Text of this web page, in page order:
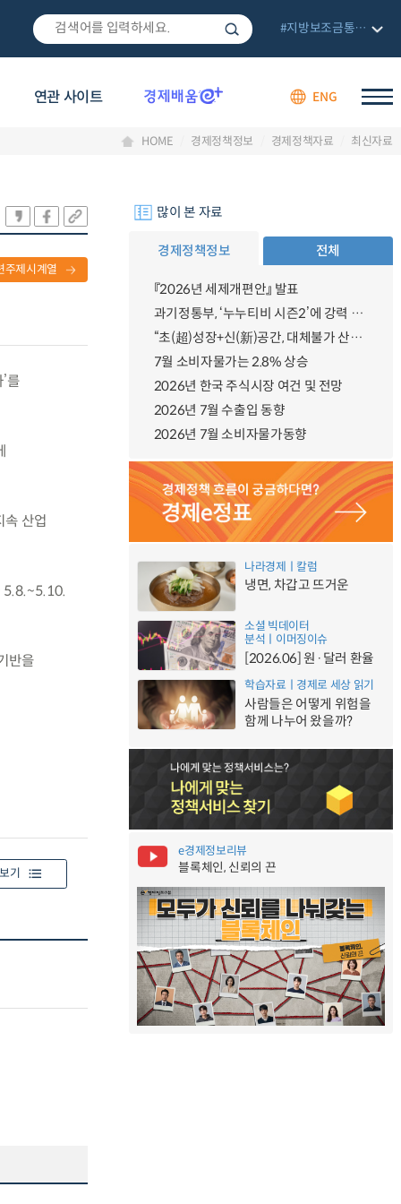
연관 사이트 ENG
#지방보조금통합관리망
HOME 경제정책정보 경제정책자료 최신자료
주제시계열
를
속 산업
5.8.~5.10.
반을
기
많이 본 자료
경제정책정보 전체
『2026년 세제개편안』 발표
과기정통부, ‘누누티비 시즌2’에 강력 대응 의지 밝혀
“초(超)성장+신(新)공간, 대체불가 산업강국”
7월 소비자물가는 2.8% 상승
2026년 한국 주식시장 여건 및 전망
2026년 7월 수출입 동향
2026년 7월 소비자물가동향
나라경제ㅣ칼럼
냉면, 차갑고 뜨거운
소셜 빅데이터
분석ㅣ이머징이슈
[2026.06] 원·달러 환율
학습자료ㅣ경제로 세상 읽기
사람들은 어떻게 위험을
함께 나누어 왔을까?
e경제정보리뷰
블록체인, 신뢰의 끈